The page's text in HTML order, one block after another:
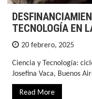
TECNOLOGÍA EN
20 febrero, 2025
Ciencia y Tecnología:
Josefina Vaca, Buenos
Read More